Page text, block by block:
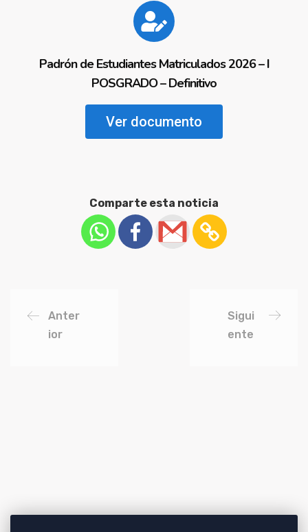
Padrón de Estudiantes Matriculados 2026 – I
POSGRADO – Definitivo
Ver documento
Comparte esta noticia
Anter
ior
Sigui
ente